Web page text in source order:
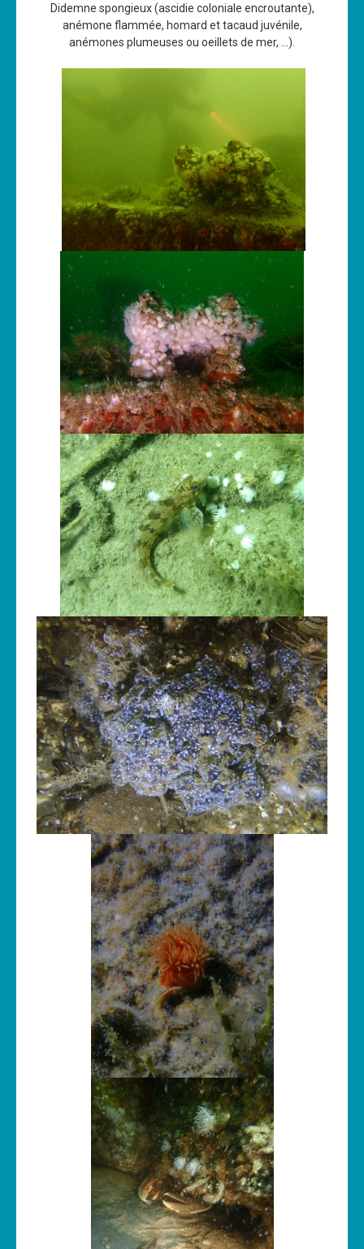
Les formations
Niveau 1
Niveau 2
Annonces
Didemne spongieux (ascidie coloniale encroutante),
anémone flammée, homard et tacaud juvénile,
anémones plumeuses ou oeillets de mer, ...).